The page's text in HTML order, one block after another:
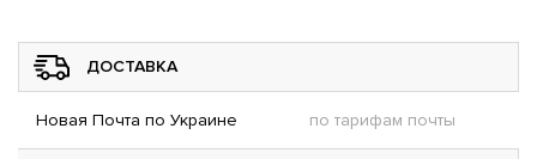
ДОСТАВКА
Новая Почта по Украине по тарифам почты